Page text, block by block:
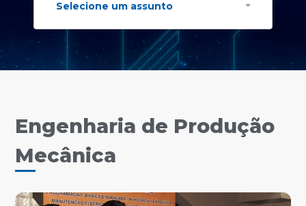
Selecione um assunto
Engenharia de Produção
Mecânica